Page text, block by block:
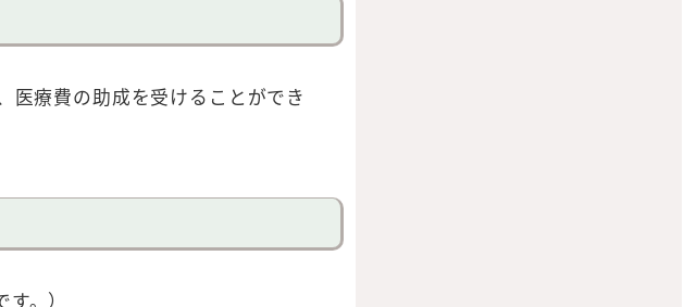
医療費の助成を受けることができ
。）